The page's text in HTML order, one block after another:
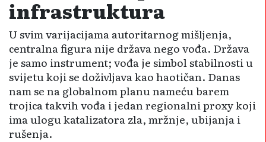
infrastruktura
U svim varijacijama autoritarnog mišljenja,
centralna figura nije država nego vođa. Država
je samo instrument; vođa je simbol stabilnosti u
svijetu koji se doživljava kao haotičan. Danas
nam se na globalnom planu nameću barem
trojica takvih vođa i jedan regionalni proxy koji
ima ulogu katalizatora zla, mržnje, ubijanja i
rušenja.